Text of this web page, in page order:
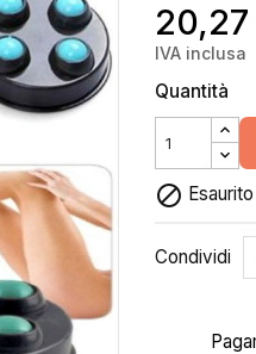
IVA inclusa
Quantità
 Esaurito
Condividi